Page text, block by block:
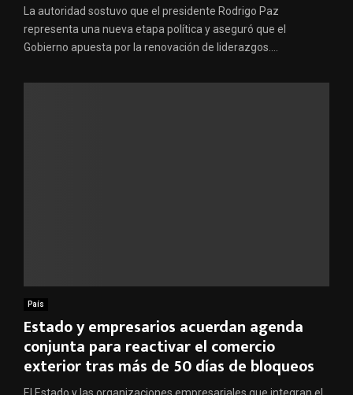
La autoridad sostuvo que el presidente Rodrigo Paz
representa una nueva etapa política y aseguró que el
Gobierno apuesta por la renovación de liderazgos....
País
Estado y empresarios acuerdan agenda
conjunta para reactivar el comercio
exterior tras más de 50 días de bloqueos